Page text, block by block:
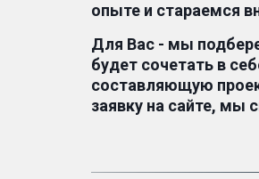
опыте и стараемся
Для Вас - мы
будет сочетать в
составляющую
заявку на сайте, мы